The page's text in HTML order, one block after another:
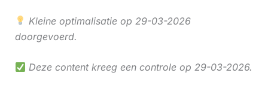
Kleine optimalisatie op 29-03-2026
doorgevoerd.
Deze content kreeg een controle op 29-03-2026.